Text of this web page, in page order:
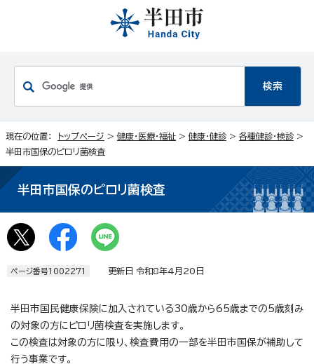
現在の位置： トップページ > 健康・医療・福祉 > 健康・健診> 各種健診・検診>
半田市国保のピロリ菌検査
半田市国保のピロリ菌検査
ページ番号1002271 更新日 令和8年4月20日
半田市国民健康保険に加入されている30歳から65歳までの5歳刻み
の対象の方にピロリ菌検査を実施します。
この検査は対象の方に限り、検査費用の一部を半田市国保が補助して
行う事業です。